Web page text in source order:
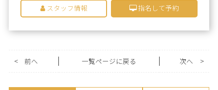
スタッフ情報 指名して予約
< 前へ 一覧ページに戻る >
次へ